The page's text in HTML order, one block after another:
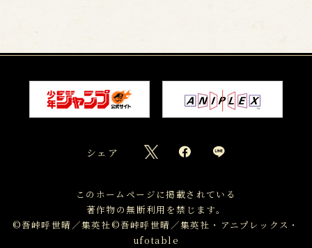
シェア
このホームページに掲載されている
著作物の無断利用を禁じます。
©吾峠呼世晴／集英社©吾峠呼世晴／集英社・アニプレックス・
ufotable